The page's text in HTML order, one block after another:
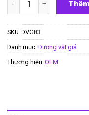
SKU: DVG83
Danh mục: Dương vật giả
Thương hiệu: OEM